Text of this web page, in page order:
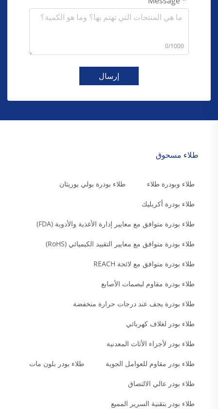
0/1000
إرسال
طلاء مسحوق
طلاء وبودرة طلاء طلاء بودرة بولي يوريثان
طلاء بودرة أكريليك
طلاء بودرة متوافق مع معايير إدارة الأغذية والأدوية (FDA)
طلاء بودرة متوافق مع معايير التقييد الكيميائي (RoHS)
طلاء بودرة متوافق مع لائحة REACH
طلاء بودرة مقاوم لبصمات الأصابع
طلاء بودرة يجف عند درجات حرارة منخفضة
طلاء بودر لغلاف كهربائي
طلاء بودر لأجزاء الأثاث المعدنية
طلاء بودر مقاوم للعوامل الجوية طلاء بودر بلون مات
طلاء بودر عالي الالتصاق
طلاء بودر بتقنية السرير المميع